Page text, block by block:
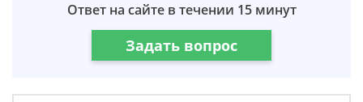
Ответ на сайте в течении 15 минут
Задать вопрос